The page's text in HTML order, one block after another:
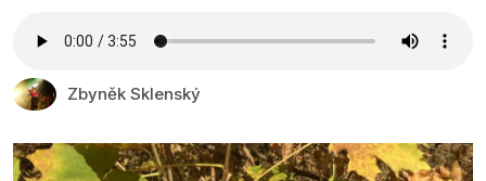
Zbyněk Sklenský